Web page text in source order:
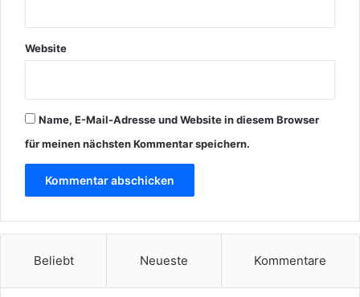
Website
Name, E-Mail-Adresse und Website in diesem Browser
für meinen nächsten Kommentar speichern.
Beliebt Neueste Kommentare